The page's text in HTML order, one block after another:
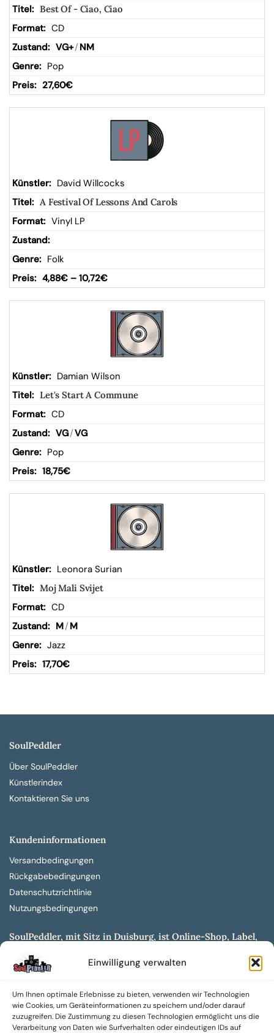
Einwilligung verwalten
Um Ihnen optimale Erlebnisse zu bieten, verwenden wir Technologien
wie Cookies, um Geräteinformationen zu speichern und/oder darauf
zuzugreifen. Die Zustimmung zu diesen Technologien ermöglicht uns die
Verarbeitung von Daten wie Surfverhalten oder eindeutigen IDs auf
Best Of - Ciao, Ciao
CD
VG+/ NM
Pop
27,60€
David Willcocks
A Festival Of Lessons And Carols
Vinyl LP
Folk
4,88€ – 10,72€
Damian Wilson
Let's Start A Commune
CD
VG/VG
Pop
18,75€
Leonora Surian
Moj Mali Svijet
CD
M/ M
Jazz
17,70€
SoulPeddler
Über SoulPeddler
Künstlerindex
Kontaktieren Sie uns
Kundeninformationen
Versandbedingungen
Rückgabebedingungen
Datenschutzrichtlinie
Nutzungsbedingungen
SoulPeddler, mit Sitz in Duisburg, ist Online-Shop, Label,
entwickelt aus dem SoulPeddler Vinyl-Presswerk und
Wir bieten eine breite Auswahl an sowohl hochgradig
sammelwürdigen als auch Mainstream-Titeln und -Formaten auf
Vinyl, CD und weiteren Medien.